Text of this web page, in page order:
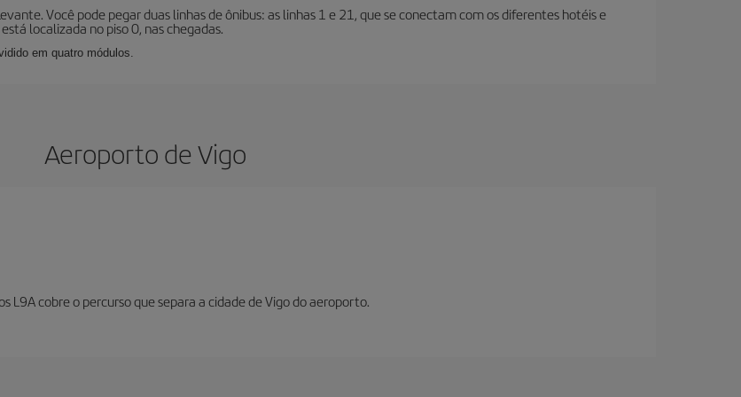
Você pode pegar duas linhas de ônibus: as linhas 1 e 21, que se conectam com os diferentes hotéis e
localizada no piso 0, nas chegadas.
em quatro módulos.
Aeroporto de Vigo
L9A cobre o percurso que separa a cidade de Vigo do aeroporto.